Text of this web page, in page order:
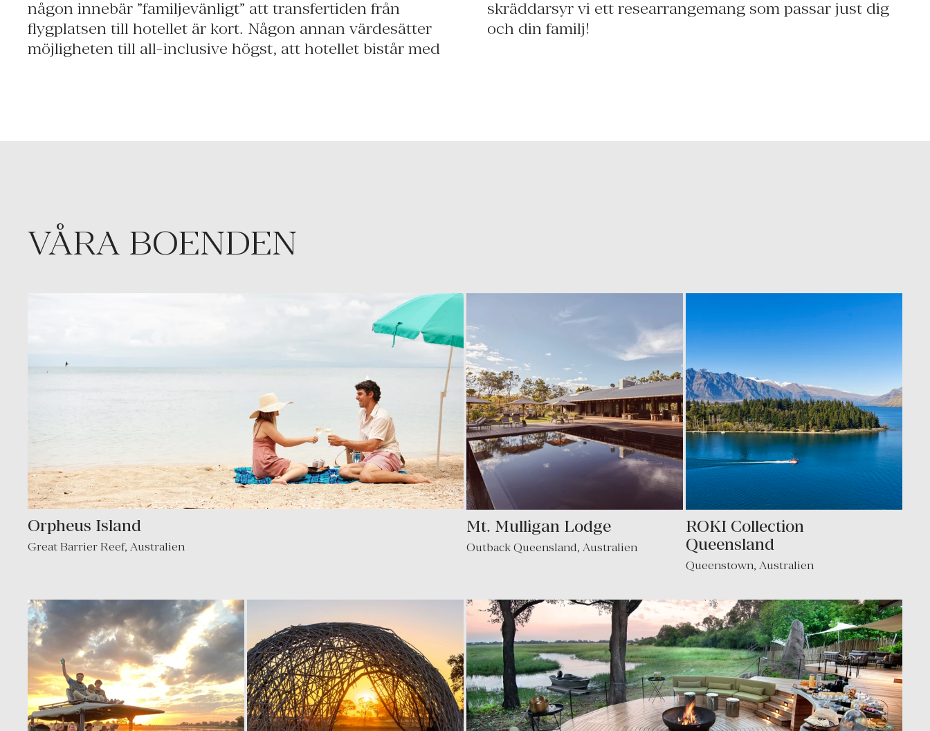
någon innebär ”familjevänligt” att transfertiden från
flygplatsen till hotellet är kort. Någon annan värdesätter
möjligheten till all-inclusive högst, att hotellet bistår med
skräddarsyr vi ett researrangemang som passar just dig
och din familj!
VÅRA BOENDEN
Orpheus Island
Great Barrier Reef, Australien
Mt. Mulligan Lodge
Outback Queensland, Australien
ROKI Collection
Queensland
Queenstown, Australien